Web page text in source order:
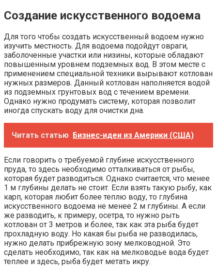
Создание искусственного водоема
Для того чтобы создать искусственный водоем нужно
изучить местность. Для водоема подойдут овраги,
заболоченные участки или низины, которые обладают
повышенным уровнем подземных вод. В этом месте с
применением специальной техники вырывают котлован
нужных размеров. Данный котлован наполняется водой
из подземных грунтовых вод с течением времени.
Однако нужно продумать систему, которая позволит
иногда спускать воду для очистки дна.
Читать статью Бизнес-идеи из Америки (США)
Если говорить о требуемой глубине искусственного
пруда, то здесь необходимо отталкиваться от рыбы,
которая будет разводиться. Однако считается, что менее
1 м глубины делать не стоит. Если взять такую рыбу, как
карп, которая любит более теплю воду, то глубина
искусственного водоема не менее 2 м глубины. А если
же разводить, к примеру, осетра, то нужно рыть
котлован от 3 метров и более, так как эта рыба будет
прохладную воду. Но какая бы рыба не разводилась,
нужно делать прибрежную зону мелководной. Это
сделать необходимо, так как на мелководье вода будет
теплее и здесь, рыба будет метать икру.